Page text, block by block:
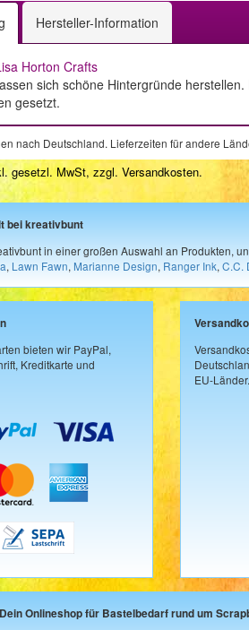
Hersteller-Information
Horton Crafts
sich schöne Hintergründe
gesetzt.
nach Deutschland. Lieferzeiten für andere
gesetzl. MwSt, zzgl. Versandkosten.
bei kreativbunt
in einer großen Auswahl an Produkten,
, Lawn Fawn, Marianne Design, Ranger Ink, C.C.
bieten wir PayPal,
Kreditkarte und
EU-Länder.
Onlineshop für Bastelbedarf rund um